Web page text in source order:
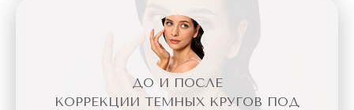
ДО И ПОСЛЕ
КОРРЕКЦИИ ТЕМНЫХ КРУГОВ ПОД